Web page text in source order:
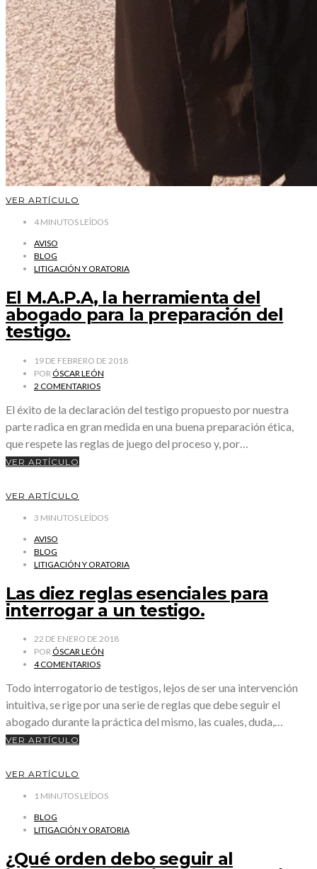
VER ARTÍCULO
4 MINUTOS LEÍDOS
AVISO
BLOG
LITIGACIÓN Y ORATORIA
El M.A.P.A, la herramienta del
abogado para la preparación del
testigo.
19 DE FEBRERO DE 2018
POR ÓSCAR LEÓN
2 COMENTARIOS
El éxito de la declaración del testigo propuesto por nuestra
parte radica en gran medida en una buena preparación ética,
que respete las reglas de juego del proceso y, por…
VER ARTÍCULO
VER ARTÍCULO
3 MINUTOS LEÍDOS
AVISO
BLOG
LITIGACIÓN Y ORATORIA
Las diez reglas esenciales para
interrogar a un testigo.
22 DE ENERO DE 2018
PORÓSCAR LEÓN
4 COMENTARIOS
Todo interrogatorio de testigos, lejos de ser una intervención
intuitiva, se rige por una serie de reglas que debe seguir el
abogado durante la práctica del mismo, las cuales, duda,…
VER ARTÍCULO
VER ARTÍCULO
1 MINUTOS LEÍDOS
BLOG
LITIGACIÓN Y ORATORIA
¿Qué orden debo seguir al